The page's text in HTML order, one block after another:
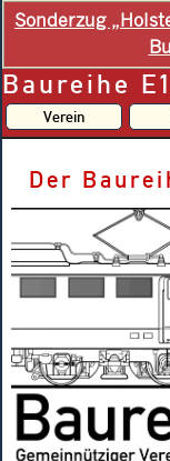
Sonderzug
Baureihe
Verein
Der